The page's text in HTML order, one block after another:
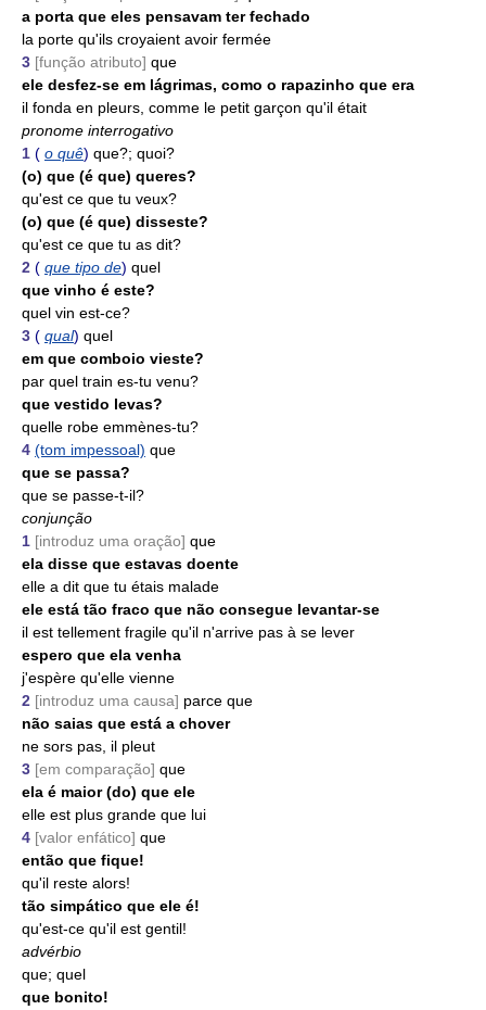
a porta que eles pensavam ter fechado
la porte qu'ils croyaient avoir fermée
3 [função atributo] que
ele desfez-se em lágrimas, como o rapazinho que era
il fonda en pleurs, comme le petit garçon qu'il était
pronome interrogativo
1 ( o quê) que?; quoi?
(o) que (é que) queres?
qu'est ce que tu veux?
(o) que (é que) disseste?
qu'est ce que tu as dit?
2 ( que tipo de) quel
que vinho é este?
quel vin est-ce?
3 ( qual) quel
em que comboio vieste?
par quel train es-tu venu?
que vestido levas?
quelle robe emmènes-tu?
4 (tom impessoal) que
que se passa?
que se passe-t-il?
conjunção
1 [introduz uma oração] que
ela disse que estavas doente
elle a dit que tu étais malade
ele está tão fraco que não consegue levantar-se
il est tellement fragile qu'il n'arrive pas à se lever
espero que ela venha
j'espère qu'elle vienne
2 [introduz uma causa] parce que
não saias que está a chover
ne sors pas, il pleut
3 [em comparação] que
ela é maior (do) que ele
elle est plus grande que lui
4 [valor enfático] que
então que fique!
qu'il reste alors!
tão simpático que ele é!
qu'est-ce qu'il est gentil!
advérbio
que; quel
que bonito!